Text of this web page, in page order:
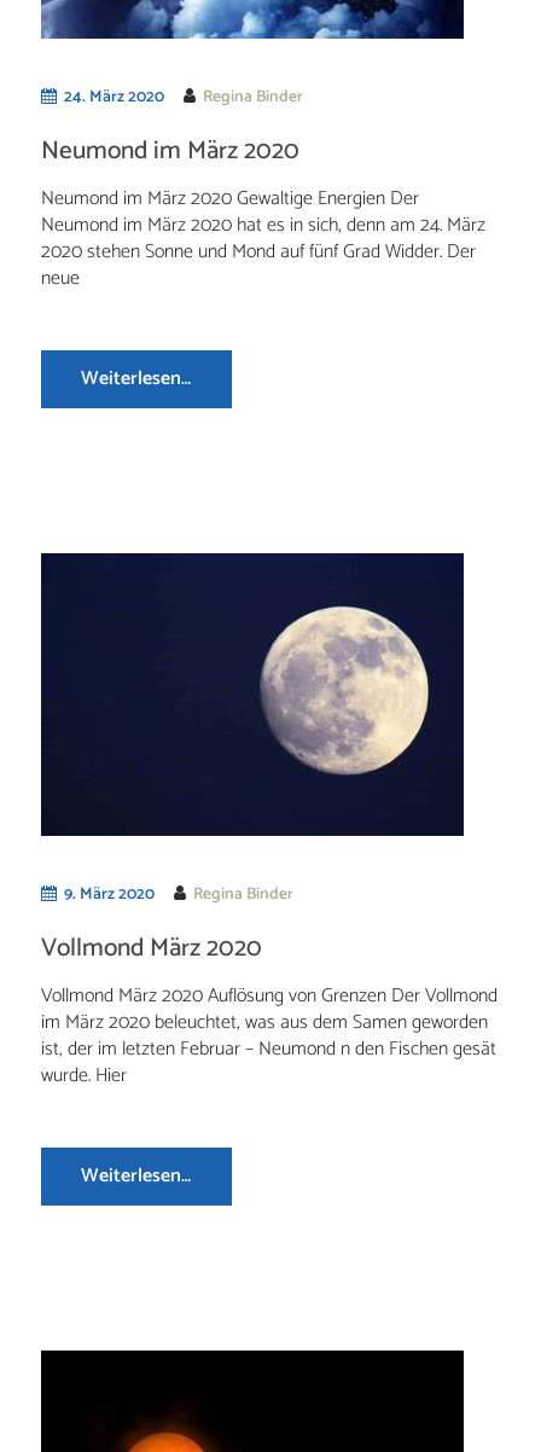
24. März 2020 Regina Binder
Neumond im März 2020
Neumond im März 2020 Gewaltige Energien Der
Neumond im März 2020 hat es in sich, denn am 24. März
2020 stehen Sonne und Mond auf fünf Grad Widder. Der
neue
Weiterlesen…
9. März 2020 Regina Binder
Vollmond März 2020
Vollmond März 2020 Auflösung von Grenzen Der Vollmond
im März 2020 beleuchtet, was aus dem Samen geworden
ist, der im letzten Februar – Neumond n den Fischen gesät
wurde. Hier
Weiterlesen…